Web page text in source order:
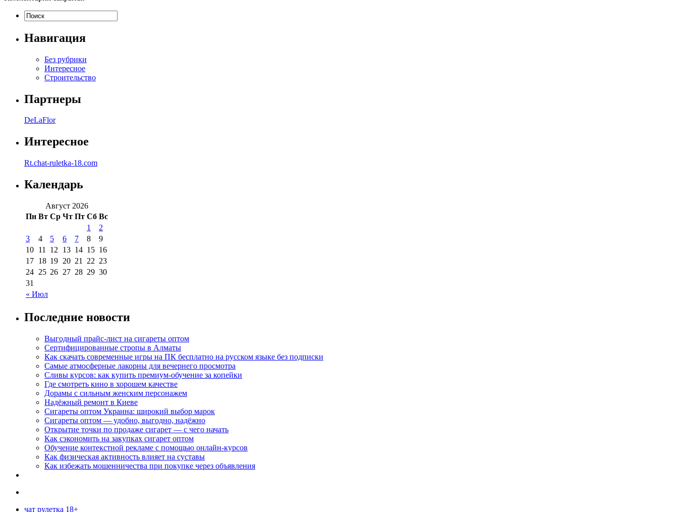
Навигация
Без рубрики
Интересное
Строительство
Партнеры
DeLaFlor
Интересное
Rt.chat-ruletka-18.com
Календарь
Август 2026
Пн Вт Ср Чт Пт Сб Вс
« Июл
1
2
3
4 5 6 7 8
9
10 11 12 13 14 15 16
17 18 19 20 21 22 23
24 25 26 27 28 29 30
31
Последние новости
Выгодный прайс-лист на сигареты оптом
Сертифицированные стропы в Алматы
Как скачать современные игры на ПК бесплатно на русском языке без подписки
Самые атмосферные лакорны для вечернего просмотра
Сливы курсов: как купить премиум-обучение за копейки
Где смотреть кино в хорошем качестве
Дорамы с сильным женским персонажем
Надёжный ремонт в Киеве
Сигареты оптом Украина: широкий выбор марок
Сигареты оптом — удобно, выгодно, надёжно
Открытие точки по продаже сигарет — с чего начать
Как сэкономить на закупках сигарет оптом
Обучение контекстной рекламе с помощью онлайн-курсов
Как физическая активность влияет на суставы
Как избежать мошенничества при покупке через объявления
чат рулетка 18+